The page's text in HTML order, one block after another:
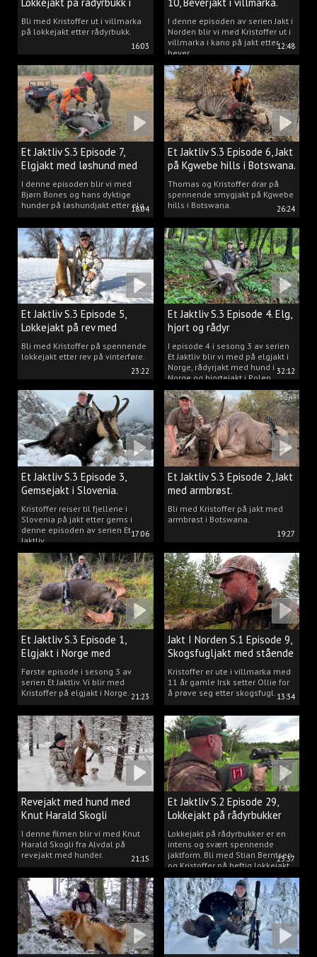
16:03
villmarka.
Bli med Kristoffer ut i villmarka
på lokkejakt etter rådyrbukk.
12:48
I denne episoden av serien Jakt i
Norden blir vi med Kristoffer ut i
villmarka i kano på jakt etter
bever.
18:04
Et Jaktliv S.3 Episode 7,
Elgjakt med løshund med
Bjørn Bones.
I denne episoden blir vi med
Bjørn Bones og hans dyktige
hunder på løshundjakt etter elg.
26:24
Et Jaktliv S.3 Episode 6, Jakt
på Kgwebe hills i Botswana.
Thomas og Kristoffer drar på
spennende smygjakt på Kgwebe
hills i Botswana.
23:22
Et Jaktliv S.3 Episode 5,
Lokkejakt på rev med
Kristoffer Clausen
Bli med Kristoffer på spennende
lokkejakt etter rev på vinterføre.
32:12
Et Jaktliv S.3 Episode 4. Elg,
hjort og rådyr
I episode 4 i sesong 3 av serien
Et Jaktliv blir vi med på elgjakt i
Norge, rådyrjakt med hund i
Norge og hjortejakt i Polen.
17:06
Et Jaktliv S.3 Episode 3,
Gemsejakt i Slovenia.
Kristoffer reiser til fjellene i
Slovenia på jakt etter gems i
denne episoden av serien Et
Jaktliv.
19:27
Et Jaktliv S.3 Episode 2, Jakt
med armbrøst.
Bli med Kristoffer på jakt med
armbrøst i Botswana.
21:23
Et Jaktliv S.3 Episode 1,
Elgjakt i Norge med
Kristoffer Clausen
Første episode i sesong 3 av
serien Et Jaktliv. Vi blir med
Kristoffer på elgjakt i Norge.
13:34
Jakt I Norden S.1 Episode 9,
Skogsfugljakt med stående
hund.
Kristoffer er ute i villmarka med
11 år gamle Irsk setter Ollie for
å prøve seg etter skogsfugl.
21:15
Revejakt med hund med
Knut Harald Skogli
I denne filmen blir vi med Knut
Harald Skogli fra Alvdal på
revejakt med hunder.
23:37
Et Jaktliv S.2 Episode 29,
Lokkejakt på rådyrbukker
med Stian og Kristoffer
Lokkejakt på rådyrbukker er en
intens og svært spennende
jaktform. Bli med Stian Berntsen
og Kristoffer på heftig lokkejakt.